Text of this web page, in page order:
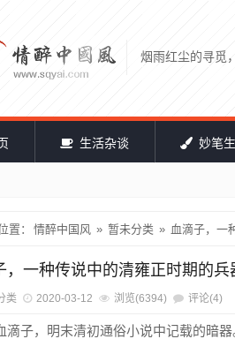
烟雨红尘的寻觅
生活杂谈 妙笔
置： 情醉中国风 » 暂未分类 » 血滴子，一
，一种传说中的清雍正时期的兵
类 2020-03-12 浏览(6394) 评论(4)
滴子，明末清初通俗小说中记载的暗